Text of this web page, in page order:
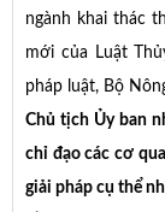
ngành khai thác
mới của Luật
pháp luật, Bộ
Chủ tịch Ủy ban
chỉ đạo các cơ
giải pháp cụ thể